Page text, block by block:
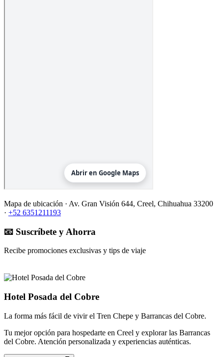
Mapa de ubicación · Av. Gran Visión 644, Creel, Chihuahua 33200
· +52 6351211193
📧 Suscríbete y Ahorra
Recibe promociones exclusivas y tips de viaje
Hotel Posada del Cobre
La forma más fácil de vivir el Tren Chepe y Barrancas del Cobre.
Tu mejor opción para hospedarte en Creel y explorar las Barrancas
del Cobre. Atención personalizada y experiencias auténticas.